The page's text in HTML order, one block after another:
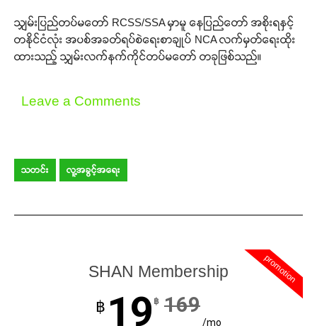
Support SHAN
create a future where every story is
heard, every voice counts, and
justice can thrive.
သျှမ်းပြည်တပ်မတော် RCSS/SSA မှာမူ နေပြည်တော် အစိုးရနှင့်
တနိုင်ငံလုံး အပစ်အခတ်ရပ်စဲရေးစာချုပ် NCA လက်မှတ်ရေးထိုး
ထားသည့် သျှမ်းလက်နက်ကိုင်တပ်မတော် တခုဖြစ်သည်။
Leave a Comments
သတင်း လူ့အခွင့်အရေး
promotion
SHAN Membership
฿ 19 ฿ 169
/mo